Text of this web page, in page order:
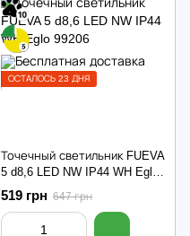
ОСТАЛОСЬ 23 ДНЯ
Точечный светильник FUEVA
5 d8,6 LED NW IP44 WH Eglo
99206
519 грн 647 грн